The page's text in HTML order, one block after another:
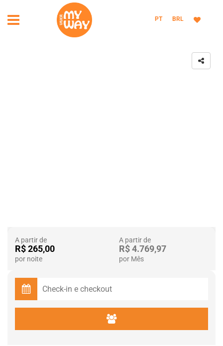
PT BRL
A partir de
R$ 265,00
por noite
A partir de
R$ 4.769,97
por Mês